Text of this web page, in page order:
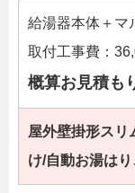
給湯器本体＋マ
取付工事費：
概算お見積も
屋外壁掛形スリ
け/自動お湯はり